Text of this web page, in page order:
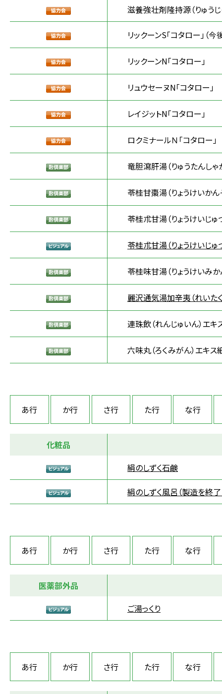
滋養強壮剤隆持源（りゅう
リックーンS「コタロー」（
リックーンN「コタロー」
リュウセーヌN「コタロー」
レイジットN「コタロー」
ロクミナールＮ「コタロー」
竜胆瀉肝湯（りゅうたんしゃ
苓桂甘棗湯（りょうけいかん
苓桂朮甘湯（りょうけいじゅ
苓桂朮甘湯（りょうけいじゅ
苓桂味甘湯（りょうけいみか
麗沢通気湯加辛夷（れいた
連珠飲（れんじゅいん）エキ
六味丸（ろくみがん）エキス
あ行 か行 さ行 た行 な行
化粧品
絹のしずく石鹸
絹のしずく風呂（製造を終了
あ行 か行 さ行 た行 な行
医薬部外品
ご湯っくり
あ行 か行 さ行 た行 な行